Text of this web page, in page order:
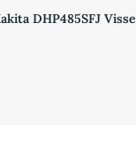
DHP485SFJ